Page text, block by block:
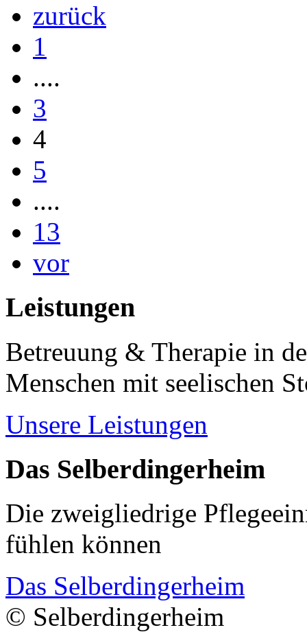
zurück
1
....
3
4
5
....
13
vor
Leistungen
Betreuung & Therapie in
Menschen mit seelischen
Unsere Leistungen
Das Selberdingerheim
Die zweigliedrige
fühlen können
Das Selberdingerheim
© Selberdingerheim